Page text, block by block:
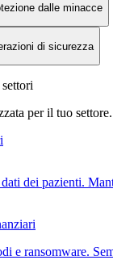
dalle minacce
di sicurezza
per il tuo settore.
dei pazienti.
e ransomware.